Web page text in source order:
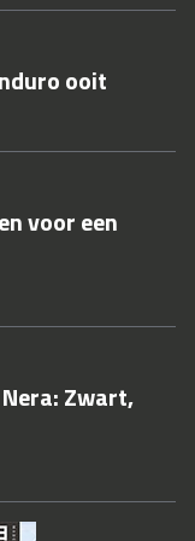
ooit
voor een
Zwart,